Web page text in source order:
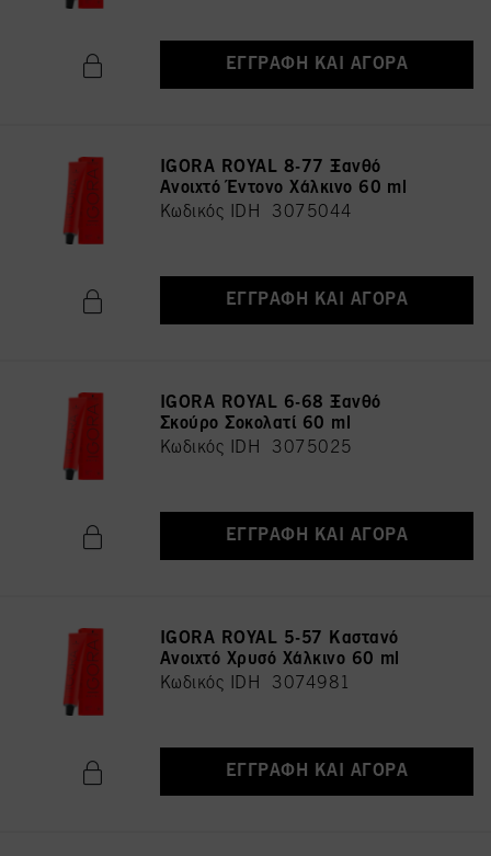
ΕΓΓΡΑΦΉ ΚΑΙ ΑΓΟΡΆ
IGORA ROYAL 8-77 Ξανθό
Ανοιχτό Έντονο Χάλκινο 60 ml
Κωδικός IDH 3075044
ΕΓΓΡΑΦΉ ΚΑΙ ΑΓΟΡΆ
IGORA ROYAL 6-68 Ξανθό
Σκούρο Σοκολατί 60 ml
Κωδικός IDH 3075025
ΕΓΓΡΑΦΉ ΚΑΙ ΑΓΟΡΆ
IGORA ROYAL 5-57 Καστανό
Ανοιχτό Χρυσό Χάλκινο 60 ml
Κωδικός IDH 3074981
ΕΓΓΡΑΦΉ ΚΑΙ ΑΓΟΡΆ